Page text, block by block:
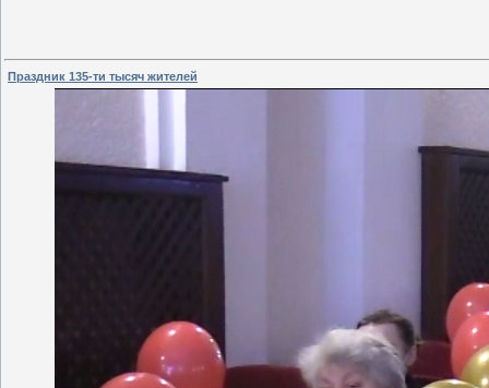
Праздник 135-ти тысяч жителей